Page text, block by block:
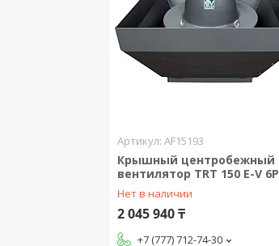
AF15193
Крышный центробежный
вентилятор TRT 150 E-V 6P
Нет в наличии
2 045 940 ₸
+7 (777) 712-74-30